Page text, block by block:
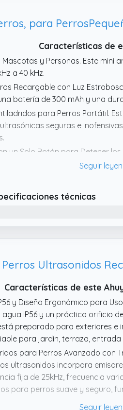
para
Características de
y Personas. Este mini
a 40 kHz.
Recargable con Luz
batería de 300 mAh y una
para Perros Portátil.
seguras e
un Solo Botón para Detener
el botón del interruptor frente
y pesa 55 g.
técnicas
Características de este
y Diseño Ergonómico para
IP56 y un práctico orificio
preparado para exteriores e
para jardín, terraza, entrada
para Perros Avanzado con
ultrasonidos incorpora
fija de 25kHz, frecuencia
para perros suave y seguro,
perros sin necesidad de